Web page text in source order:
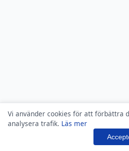
Vi använder cookies för att förbättra
analysera trafik. Läs mer